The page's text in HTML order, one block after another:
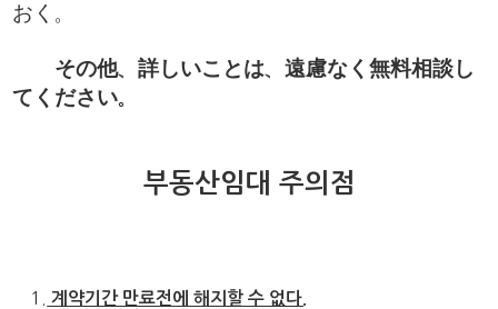
おく。
その他、詳しいことは、遠慮なく無料相談し
てください。
부동산임대 주의점
1. 계약기간 만료전에 해지할 수 없다.